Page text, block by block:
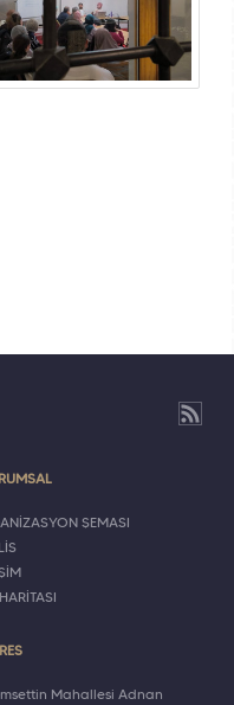
ŞEMASI
Mahallesi Adnan